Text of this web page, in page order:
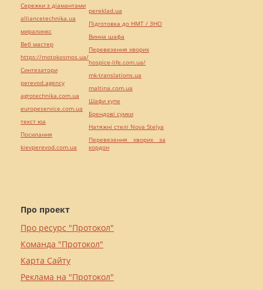
Про проект
Про ресурс "Протокол"
Команда "Протокол"
Карта Сайту
Реклама на "Протокол"
Сережки з діамантами
alliancetechnika.ua
миралинкс
Веб мастер
https://motokosmos.ua/
Синтезатори
perevod.agency
agrotechnika.com.ua
europeservice.com.ua
текст юа
Посилання
kievperevod.com.ua
pereklad.ua
Підготовка до НМТ / ЗНО
Винна шафа
Перевезення хворих
hospice-life.com.ua/
mk-translations.ua
maltina.com.ua
Шафи купе
Брендові сумки
Натяжні стелі Nova Stelya
Перевезення хворих за
кордон